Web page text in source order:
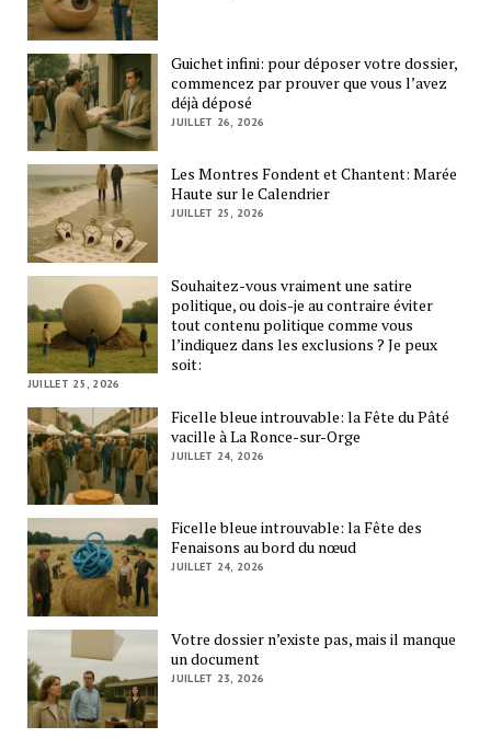
Guichet infini: pour déposer votre dossier,
commencez par prouver que vous l’avez
déjà déposé
JUILLET 26, 2026
Les Montres Fondent et Chantent: Marée
Haute sur le Calendrier
JUILLET 25, 2026
Souhaitez-vous vraiment une satire
politique, ou dois-je au contraire éviter
tout contenu politique comme vous
l’indiquez dans les exclusions ? Je peux
soit:
JUILLET 25, 2026
Ficelle bleue introuvable: la Fête du Pâté
vacille à La Ronce-sur-Orge
JUILLET 24, 2026
Ficelle bleue introuvable: la Fête des
Fenaisons au bord du nœud
JUILLET 24, 2026
Votre dossier n’existe pas, mais il manque
un document
JUILLET 23, 2026